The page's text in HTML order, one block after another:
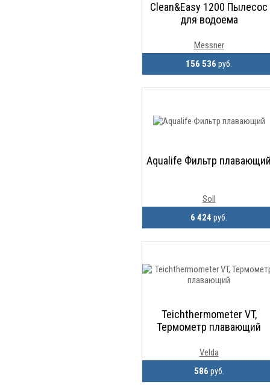
Clean&Easy 1200 Пылесос
для водоема
Messner
156 536руб.
Aqualife Фильтр
Soll
6 424руб.
Teichthermometer VT,
Термометр плавающий
Velda
586 руб.